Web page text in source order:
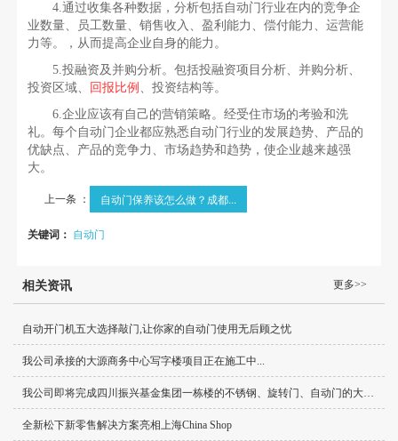
4.通过收集各种数据，分析包括自动门行业在内的竞争企
业数量、员工数量、销售收入、盈利能力、偿付能力、运营能
力等。，从而提高企业自身的能力。
5.投融资及并购分析。包括投融资项目分析、并购分析、
投资区域、
回报比例 、投资结构等。
6.企业应该有自己的营销策略。经受住市场的考验和洗
礼。每个自动门企业都应熟悉自动门行业的发展趋势、产品的
优缺点、产品的竞争力、市场趋势和趋势，使企业越来越强
大。
上一条 ： 自动门保养该怎么做？成都...
关键词： 自动门
相关资讯 更多>>
自动开门机五大选择敲门,让你家的自动门使用无后顾之忧
我公司承接的大源商务中心写字楼项目正在施工中...
我公司即将完成四川振兴基金集团一栋楼的不锈钢、旋转门、自动门的大型项目
全新松下新零售解决方案亮相上海China Shop